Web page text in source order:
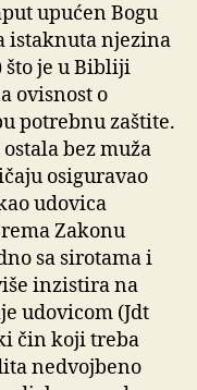
upućen Bogu
istaknuta njezina
što je u Bibliji
ovisnost o
potrebnu zaštite.
bez muža
osiguravao
udovica
Zakonu
sa sirotama i
inzistira na
udovicom (Jdt
čin koji treba
nedvojbeno